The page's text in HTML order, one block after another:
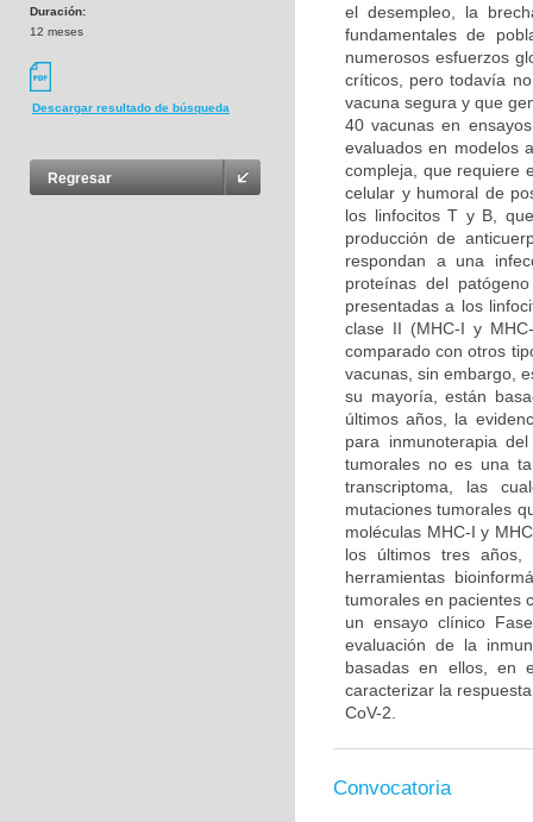
Duración:
12 meses
Descargar resultado de búsqueda
Regresar
el desempleo, la
fundamentales de
numerosos esfuerzos
críticos, pero todavía
vacuna segura y que
40 vacunas en
evaluados en modelos
compleja, que requiere
celular y humoral de
los linfocitos T y B,
producción de
respondan a una
proteínas del
presentadas a los
clase II (MHC-I y
comparado con otros
vacunas, sin embargo,
su mayoría, están
últimos años, la
para inmunoterapia
tumorales no es una
transcriptoma, las
mutaciones tumorales
moléculas MHC-I y
los últimos tres años,
herramientas
tumorales en pacientes
un ensayo clínico
evaluación de la
basadas en ellos, en
caracterizar la
CoV-2.
Convocatoria